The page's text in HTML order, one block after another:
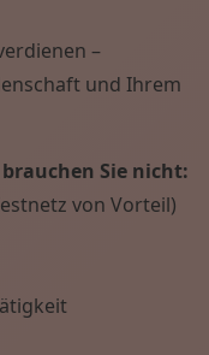
–
und Ihrem
Sie nicht:
von Vorteil)